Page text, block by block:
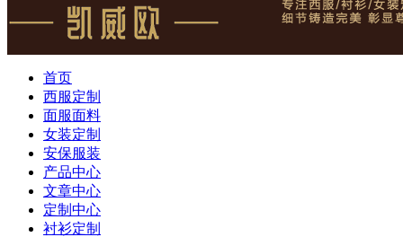
首页
西服定制
面服面料
女装定制
安保服装
产品中心
文章中心
定制中心
衬衫定制